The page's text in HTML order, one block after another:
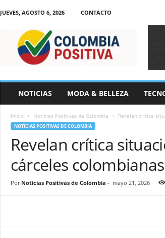
JUEVES, AGOSTO 6, 2026
CONTACTO
i
NOTICIAS MODA & BELLEZA
Inicio Noticias Positivas de Colombia Revelan crítica
NOTICIAS POSITIVAS DE COLOMBIA
Revelan crítica
cárceles colombianas
Por Noticias Positivas de Colombia - mayo 21, 2026